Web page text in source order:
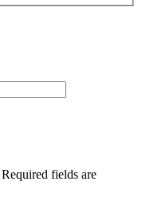
Required fields are